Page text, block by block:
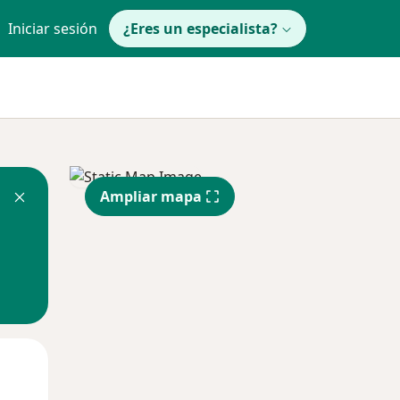
Iniciar sesión ¿Eres un especialista?
Ampliar mapa